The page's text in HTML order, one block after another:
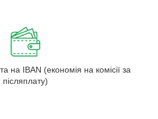
на IBAN (економія на комісії за
післяплату)